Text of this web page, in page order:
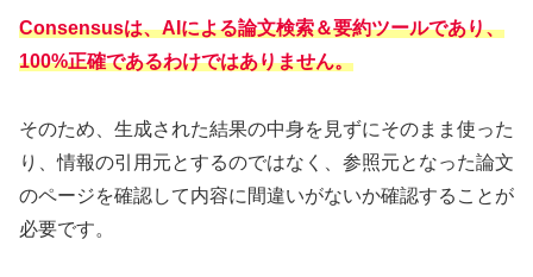
Consensusは、AIによる論文検索＆要約ツールであり、
100%正確であるわけではありません。
そのため、生成された結果の中身を見ずにそのまま使った
り、情報の引用元とするのではなく、参照元となった論文
のページを確認して内容に間違いがないか確認することが
必要です。